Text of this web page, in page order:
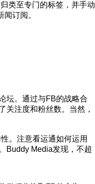
类至专门的标签，并手动
订阅。
坛。通过与FB的战略合
关注度和粉丝数。当然，
。注意看运通如何运用
Buddy Media发现，不超